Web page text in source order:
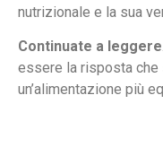
nutrizionale e la sua
Continuate a leggere
essere la risposta che
un’alimentazione più